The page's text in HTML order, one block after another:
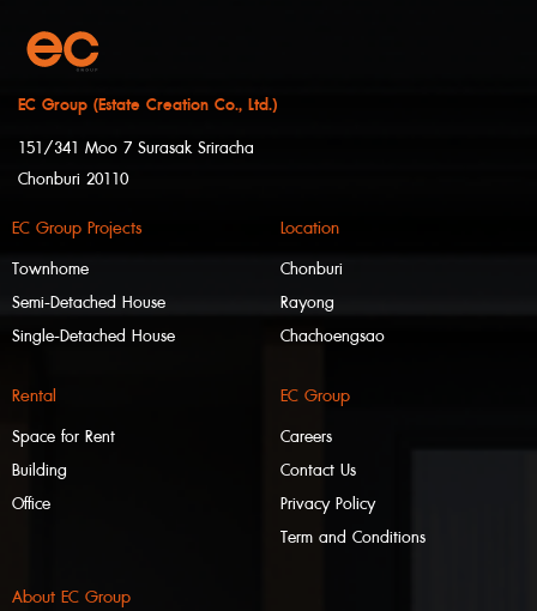
EC Group (Estate Creation Co., Ltd.)
151/341 Moo 7 Surasak Sriracha
Chonburi 20110
EC Group Projects
Townhome
Semi-Detached House
Single-Detached House
Location
Chonburi
Rayong
Chachoengsao
Rental
Space for Rent
Building
Office
EC Group
Careers
Contact Us
Privacy Policy
Term and Conditions
About EC Group